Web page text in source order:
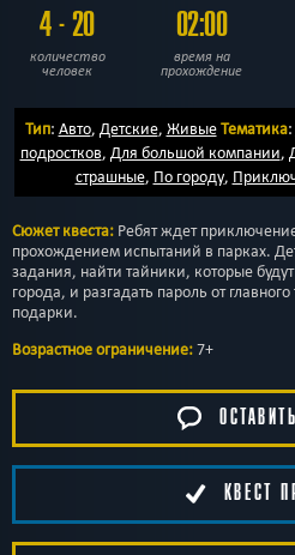
4 - 20
количество
человек
02:00
время на
прохождение
Тип: Авто, Детские, ЖивыеТематика:
подростков, Для большой компании,
страшные, По городу,
Сюжет квеста: Ребят ждет
прохождением испытаний в парках.
задания, найти тайники, которые
города, и разгадать пароль от
подарки.
Возрастное ограничение:7+
КВЕСТ